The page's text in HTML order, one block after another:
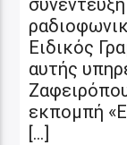
Ειδικός
αυτής
εκπομπή
[…]